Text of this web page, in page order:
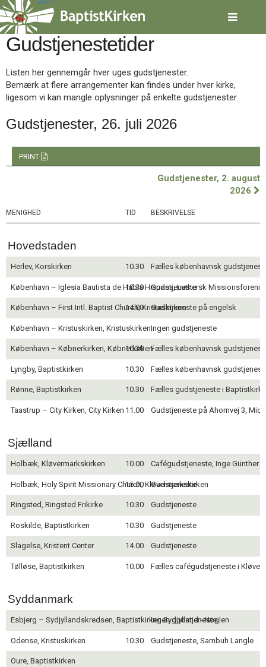
Spring
menu
over
og
indhold
Vend
tilbage
forsiden
1.0:
Forside
3.0:
Kalender
4.0:
Inspiration
BaptistKirken
9.0:
Forside
10.0:
Nyheder
11.0:
Kalender
12.0:
Inspiration
13.0:
Værktøjskassen
14.0:
Mission
15.0:
Om
16.0:
Kontakt
Gudstjenestetider
Listen her gennemgår hver uges gudstjenester.
Bemærk at flere arrangementer kan findes under hver kirke,
ligesom vi kan mangle oplysninger på enkelte gudstjenester.
Gudstjenester, 26. juli 2026
PRINT
Gudstjenester, 2. august
2026
MENIGHED TID BESKRIVELSE
Hovedstaden
Herlev, Korskirken 10.30 Fælles københavnsk
København – Iglesia Bautista de Habla Hispana, Luthersk
10.30 Gudstjeneste
København – First Intl. Baptist Church, Kristuskirken
14.00 Gudstjeneste på engelsk
København – Kristuskirken, KristuskirkenIngen gudstjeneste
København – Købnerkirken, Købnerkirken
10.30 Fælles københavnsk
Lyngby, Baptistkirken 10.30 Fælles københavnsk
Rønne, Baptistkirken 10.30 Fælles gudstjeneste i
Taastrup – City Kirken, City Kirken 11.00 Gudstjeneste på Ahornvej 3,
Sjælland
Holbæk, Kløvermarkskirken 10.00 Cafégudstjeneste, Inge Günther
Holbæk, Holy Spirit Missionary Church, Kløvermarkskirken
15.00 Gudstjeneste
Ringsted, Ringsted Frikirke 10.30 Gudstjeneste
Roskilde, Baptistkirken 10.30 Gudstjeneste
Slagelse, Kristent Center 14.00 Gudstjeneste
Tølløse, Baptistkirken 10.00 Fælles cafégudstjeneste i
Syddanmark
Esbjerg – Sydjyllandskredsen, Baptistkirken Sydjylland - Nøglen
Ingen gudstjeneste
Odense, Kristuskirken 10.30 Gudstjeneste, Sambuh Langle
Oure, Baptistkirken